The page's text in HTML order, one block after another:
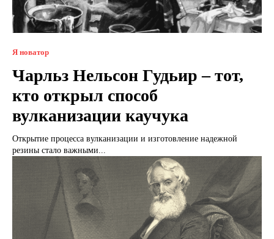
Я новатор
Чарльз Нельсон Гудьир – тот,
кто открыл способ
вулканизации каучука
Открытие процесса вулканизации и изготовление надежной
резины стало важными...